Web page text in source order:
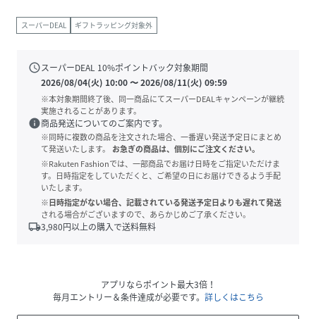
スーパーDEAL ギフトラッピング対象外
scheduleスーパーDEAL 10%ポイントバック対象期間
2026/08/04(火) 10:00〜2026/08/11(火) 09:59
※本対象期間終了後、同一商品にてスーパーDEALキャンペーンが継続
実施されることがあります。
info商品発送についてのご案内です。
※同時に複数の商品を注文された場合、一番遅い発送予定日にまとめ
て発送いたします。
お急ぎの商品は、個別にご注文ください。
※Rakuten Fashionでは、一部商品でお届け日時をご指定いただけま
す。日時指定をしていただくと、ご希望の日にお届けできるよう手配
いたします。
※日時指定がない場合、記載されている発送予定日よりも遅れて発送
される場合がございますので、あらかじめご了承ください。
local_shipping3,980円以上の購入で送料無料
アプリならポイント最大3倍！
毎月エントリー＆条件達成が必要です。 詳しくはこちら